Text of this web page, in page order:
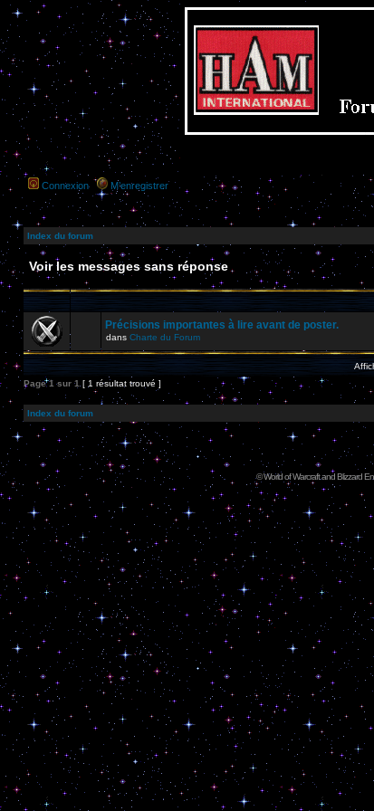
Connexion M’enregistrer
Index du forum
Voir les messages sans réponse
Précisions importantes à lire avant de poster.
dans Charte du Forum
Page1 sur 1 [ 1 résultat trouvé ]
Index du forum
©World of Warcraft and Blizzard